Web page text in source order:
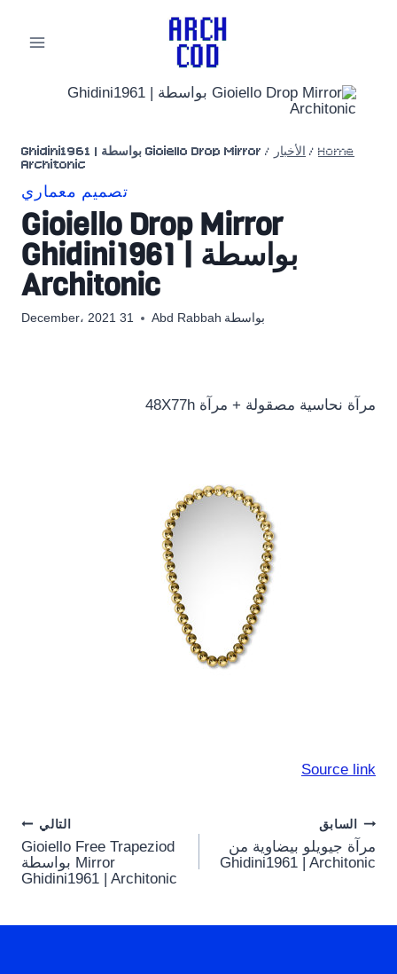
Home
/ الأخبار /
Gioiello Drop Mirror بواسطة Ghidini1961 |
Architonic
تصميم معماري
Gioiello Drop Mirror
بواسطة Ghidini1961 |
Architonic
بواسطة Abd Rabbah 31 December، 2021
مرآة نحاسية مصقولة + مرآة 48X77h
Source link
Post
navigation
السابق
مرآة جيويلو بيضاوية من
Ghidini1961 | Architonic
التالي
Gioiello Free Trapeziod
Mirror بواسطة
Ghidini1961 | Architonic